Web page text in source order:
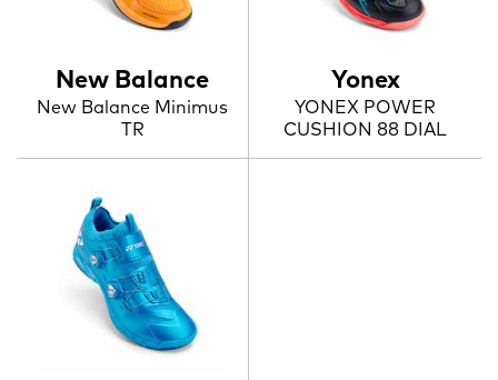
New Balance
New Balance Minimus
TR
Yonex
YONEX POWER
CUSHION 88 DIAL